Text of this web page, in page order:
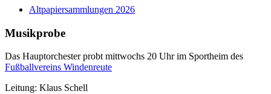
Altpapiersammlungen 2026
Musikprobe
Das Hauptorchester probt mittwochs 20 Uhr im Sportheim des
Fußballvereins Windenreute
Leitung: Klaus Schell